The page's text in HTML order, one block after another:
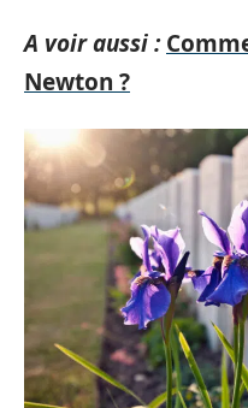
A voir aussi :
Newton ?